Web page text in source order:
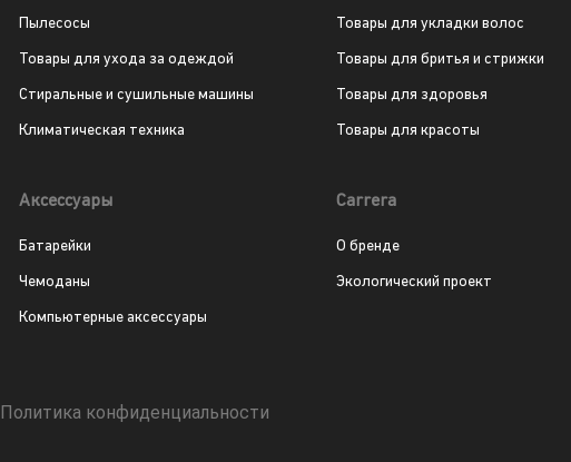
Пылесосы
Товары для ухода за одеждой
Стиральные и сушильные машины
Климатическая техника
Товары для укладки волос
Товары для бритья и стрижки
Товары для здоровья
Товары для красоты
Аксессуары
Батарейки
Чемоданы
Компьютерные аксессуары
Carrera
О бренде
Экологический проект
Политика конфиденциальности